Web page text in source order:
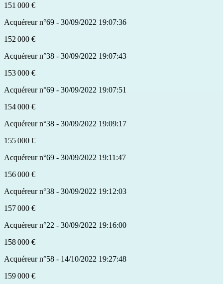
151 000 €
Acquéreur n°69 - 30/09/2022 19:07:36
152 000 €
Acquéreur n°38 - 30/09/2022 19:07:43
153 000 €
Acquéreur n°69 - 30/09/2022 19:07:51
154 000 €
Acquéreur n°38 - 30/09/2022 19:09:17
155 000 €
Acquéreur n°69 - 30/09/2022 19:11:47
156 000 €
Acquéreur n°38 - 30/09/2022 19:12:03
157 000 €
Acquéreur n°22 - 30/09/2022 19:16:00
158 000 €
Acquéreur n°58 - 14/10/2022 19:27:48
159 000 €